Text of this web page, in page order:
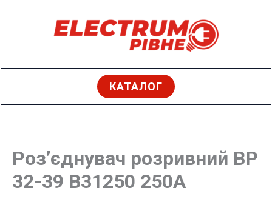
КАТАЛОГ
Роз’єднувач розривний ВР
32-39 В31250 250А